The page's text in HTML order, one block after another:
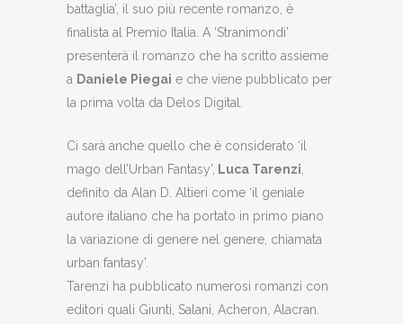
battaglia’, il suo più recente romanzo, è
finalista al Premio Italia. A ‘Stranimondi’
presenterà il romanzo che ha scritto assieme
a Daniele Piegai e che viene pubblicato per
la prima volta da Delos Digital.
Ci sarà anche quello che è considerato ‘il
mago dell’Urban Fantasy’, Luca Tarenzi
definito da Alan D. Altieri come ‘il geniale
autore italiano che ha portato in primo piano
la variazione di genere nel genere, chiamata
urban fantasy’.
Tarenzi ha pubblicato numerosi romanzi con
editori quali Giunti, Salani, Acheron, Alacran.